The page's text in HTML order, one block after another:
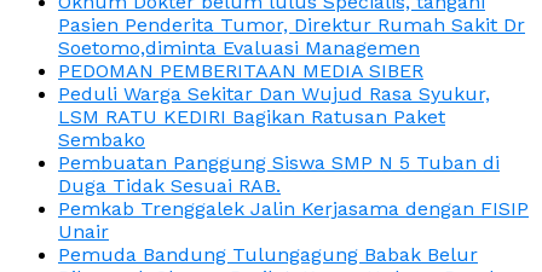
Pasien Penderita Tumor, Direktur Rumah Sakit Dr
Soetomo,diminta Evaluasi Managemen
PEDOMAN PEMBERITAAN MEDIA SIBER
Peduli Warga Sekitar Dan Wujud Rasa Syukur,
LSM RATU KEDIRI Bagikan Ratusan Paket
Sembako
Pembuatan Panggung Siswa SMP N 5 Tuban di
Duga Tidak Sesuai RAB.
Pemkab Trenggalek Jalin Kerjasama dengan FISIP
Unair
Pemuda Bandung Tulungagung Babak Belur